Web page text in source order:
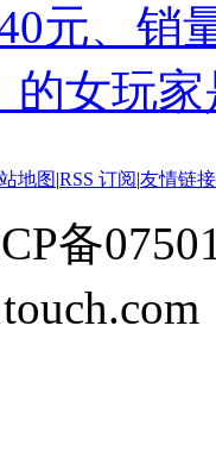
元、销
的女玩家
地图|RSS 订阅|友情链接
备